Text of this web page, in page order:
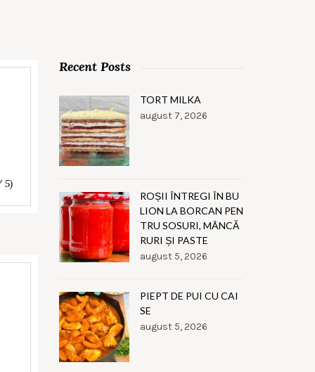
5)
Recent Posts
TORT MILKA
august 7, 2026
ROȘII ÎNTREGI ÎN BU
LION LA BORCAN PEN
TRU SOSURI, MÂNCĂ
RURI ȘI PASTE
august 5, 2026
PIEPT DE PUI CU CAI
SE
august 5, 2026